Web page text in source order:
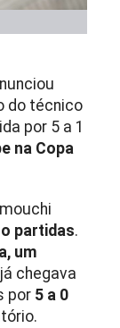
do técnico
por 5 a 1
na Copa
partidas.
um
chegava
por 5 a 0